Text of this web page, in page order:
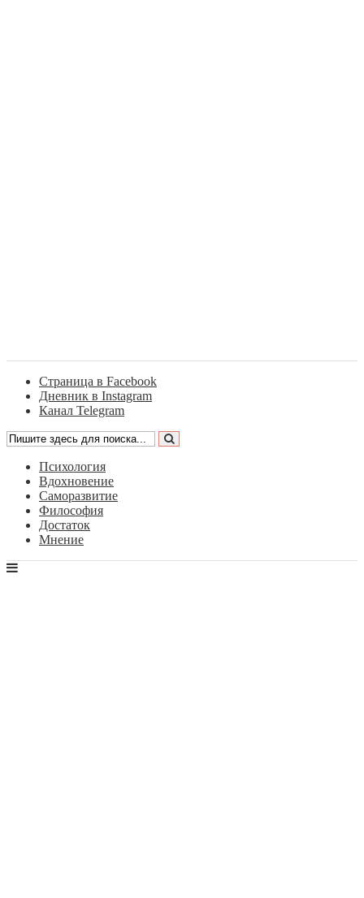
Страница в Facebook
Дневник в Instagram
Канал Telegram
Психология
Вдохновение
Саморазвитие
Философия
Достаток
Мнение